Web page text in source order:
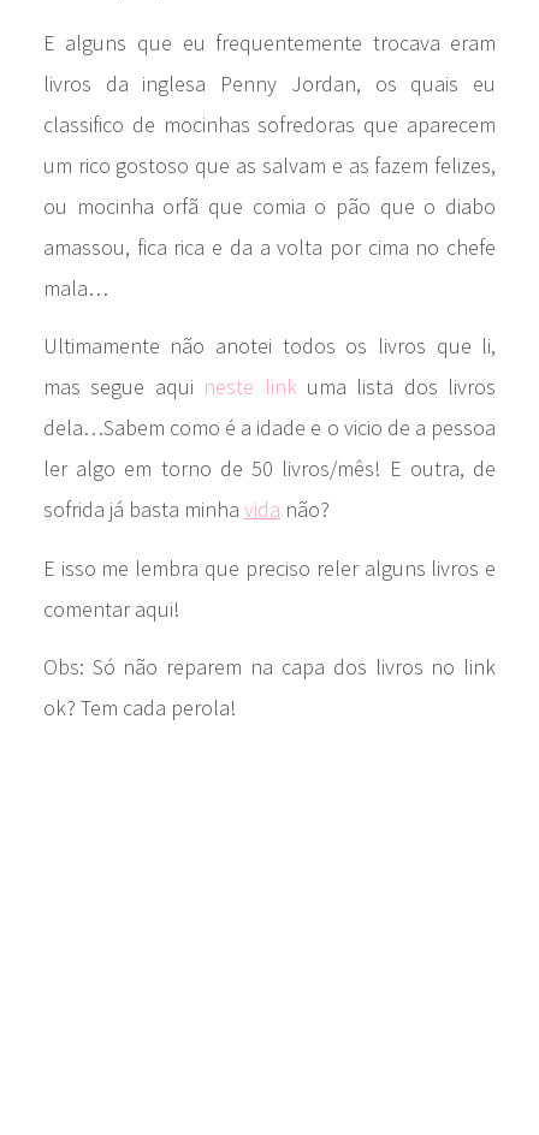
E alguns que eu frequentemente trocava eram
livros da inglesa Penny Jordan, os quais eu
classifico de mocinhas sofredoras que aparecem
um rico gostoso que as salvam e as fazem felizes,
ou mocinha orfã que comia o pão que o diabo
amassou, fica rica e da a volta por cima no chefe
mala…
Ultimamente não anotei todos os livros que li,
mas segue aqui neste linkuma lista dos livros
dela…Sabem como é a idade e o vicio de a pessoa
ler algo em torno de 50 livros/mês! E outra, de
sofrida já basta minha vida não?
E isso me lembra que preciso reler alguns livros e
comentar aqui!
Obs: Só não reparem na capa dos livros no link
ok? Tem cada perola!